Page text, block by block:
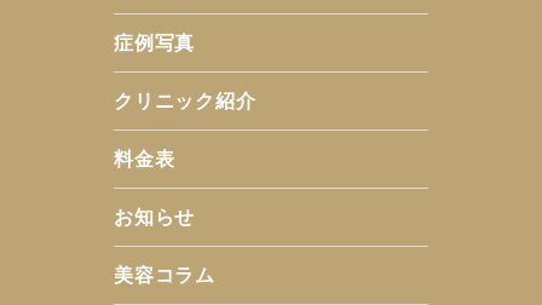
症例写真
クリニック紹介
料金表
お知らせ
美容コラム